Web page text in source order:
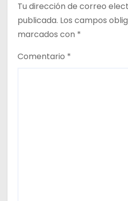
a
d
a
Tu dirección de correo
publicada. Los campos
marcados con *
Comentario *